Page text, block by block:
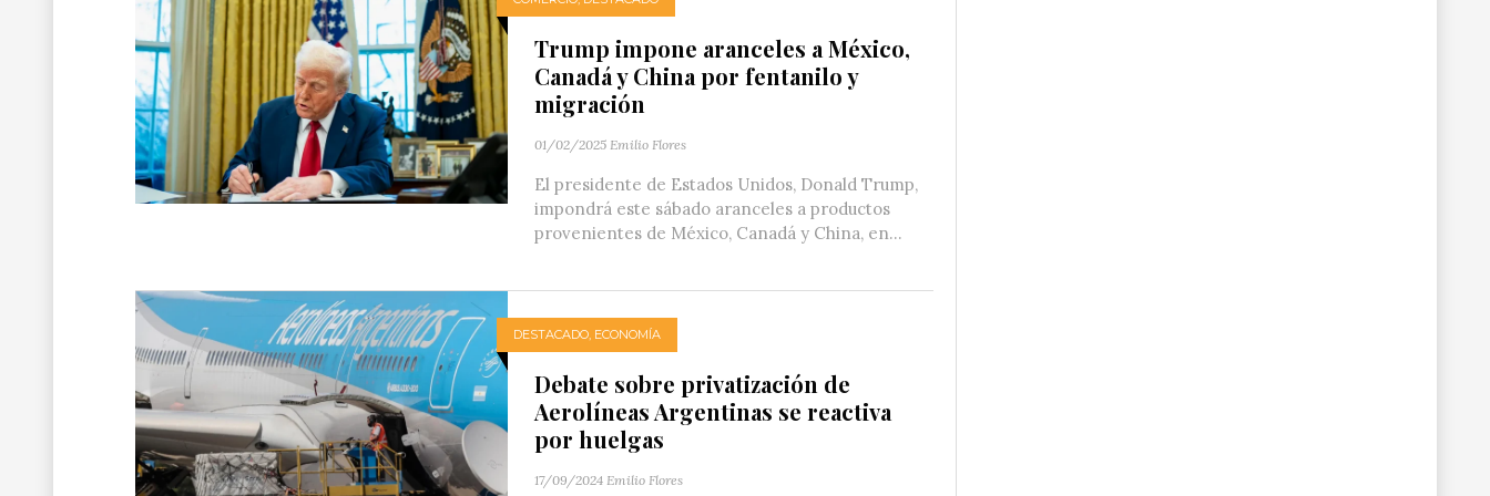
Trump impone aranceles a México,
Canadá y China por fentanilo y
migración
01/02/2025 Emilio Flores
El presidente de Estados Unidos, Donald Trump,
impondrá este sábado aranceles a productos
provenientes de México, Canadá y China, en...
DESTACADO, ECONOMÍA
Debate sobre privatización de
Aerolíneas Argentinas se reactiva
por huelgas
17/09/2024 Emilio Flores